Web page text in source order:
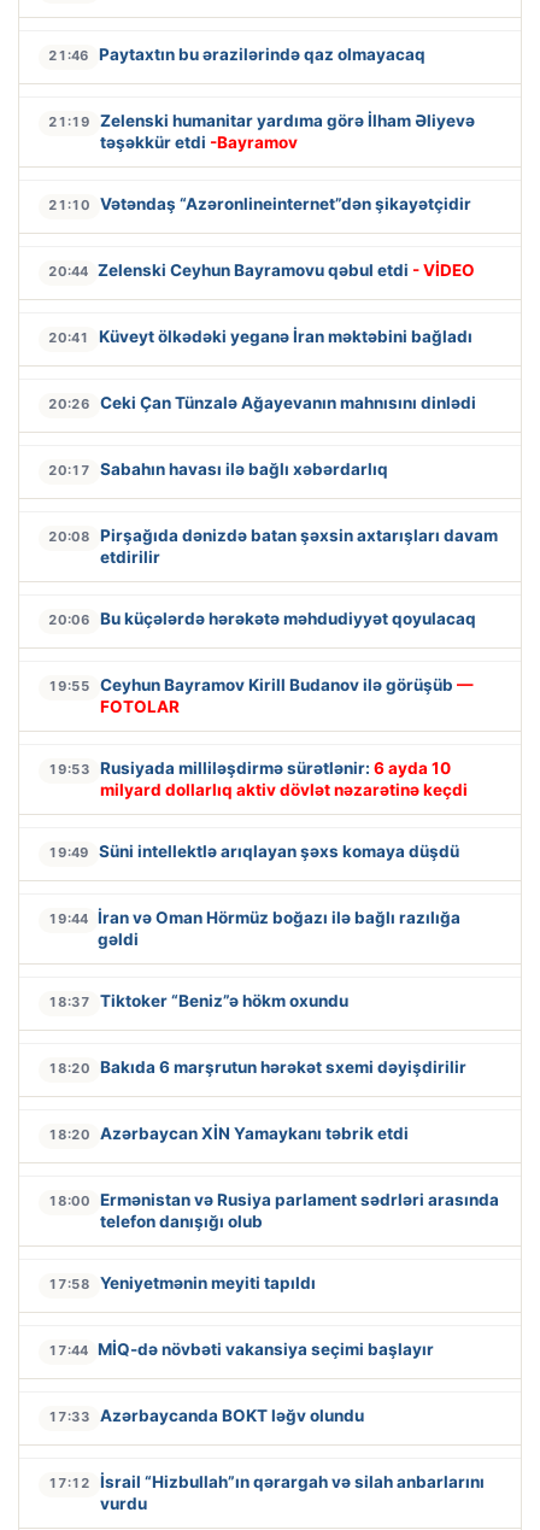
21:46 Paytaxtın bu ərazilərində qaz olmayacaq
21:19
Zelenski humanitar yardıma görə İlham Əliyevə
təşəkkür etdi -Bayramov
21:10 Vətəndaş “Azəronlineinternet”dən şikayətçidir
20:44 Zelenski Ceyhun Bayramovu qəbul etdi - VİDEO
20:41 Küveyt ölkədəki yeganə İran məktəbini bağladı
20:26 Ceki Çan Tünzalə Ağayevanın mahnısını dinlədi
20:17 Sabahın havası ilə bağlı xəbərdarlıq
20:08
Pirşağıda dənizdə batan şəxsin axtarışları davam
etdirilir
20:06 Bu küçələrdə hərəkətə məhdudiyyət qoyulacaq
19:55 Ceyhun Bayramov Kirill Budanov ilə görüşüb —
FOTOLAR
19:53 Rusiyada milliləşdirmə sürətlənir: 6 ayda 10
milyard dollarlıq aktiv dövlət nəzarətinə keçdi
19:49 Süni intellektlə arıqlayan şəxs komaya düşdü
19:44 İran və Oman Hörmüz boğazı ilə bağlı razılığa
gəldi
18:37 Tiktoker “Beniz”ə hökm oxundu
18:20 Bakıda 6 marşrutun hərəkət sxemi dəyişdirilir
18:20 Azərbaycan XİN Yamaykanı təbrik etdi
18:00
Ermənistan və Rusiya parlament sədrləri arasında
telefon danışığı olub
17:58 Yeniyetmənin meyiti tapıldı
17:44 MİQ-də növbəti vakansiya seçimi başlayır
17:33 Azərbaycanda BOKT ləğv olundu
17:12
İsrail “Hizbullah”ın qərargah və silah anbarlarını
vurdu